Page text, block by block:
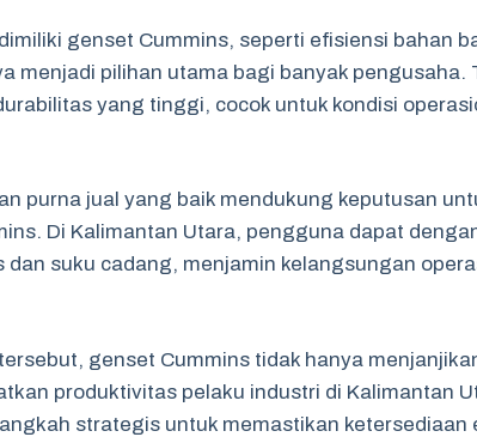
genset Cummins, seperti efisiensi bahan
menjadi pilihan utama bagi banyak pengusaha.
yang tinggi, cocok untuk kondisi
purna jual yang baik mendukung keputusan
Di Kalimantan Utara, pengguna dapat
suku cadang, menjamin kelangsungan
genset Cummins tidak hanya
produktivitas pelaku industri di Kalimantan
strategis untuk memastikan ketersediaan